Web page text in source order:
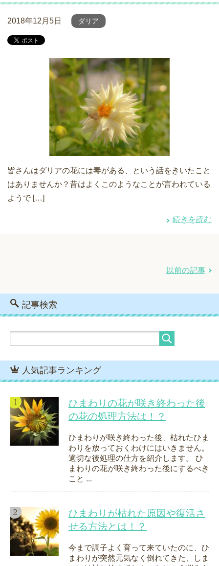
2018年12月5日 ダリア
皆さんはダリアの花には毒がある、という話をきいたこと
はありませんか？昔はよくこのようなことが言われている
ようで […]
続きを読む
以前の記事
記事検索
人気記事ランキング
ひまわりの花が咲き終わった後
の花の処理方法は！？
ひまわりが咲き終わった後、枯れたひま
わりを放っておくわけにはいきません。
適切な後処理の仕方を紹介します。 ひ
まわりの花が咲き終わった後にするべき
こと ...
ひまわりが枯れた原因や復活さ
せる方法とは！？
今まで調子よく育って来ていたのに、ひ
まわりが突然元気なく倒れてきた、しま